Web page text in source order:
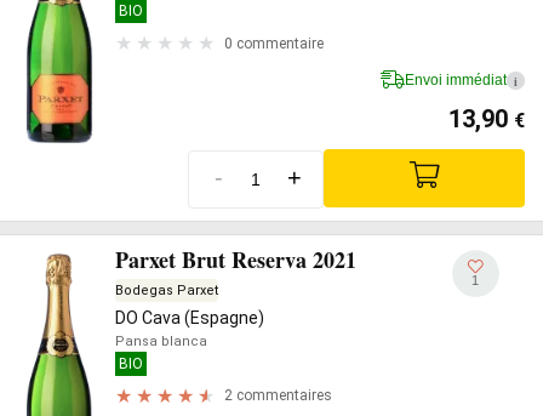
BIO
0 commentaire
Envoi immédiat i
13,90 €
- +
Parxet Brut Reserva 2021
Bodegas Parxet
DO Cava (Espagne)
Pansa blanca
BIO
2 commentaires
1